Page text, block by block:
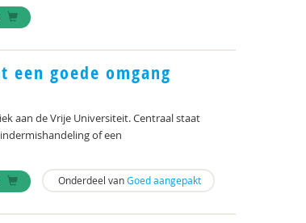
een goede omgang
aan de Vrije Uni­versiteit. Centraal staat
of een
Onderdeel vanGoed aangepakt